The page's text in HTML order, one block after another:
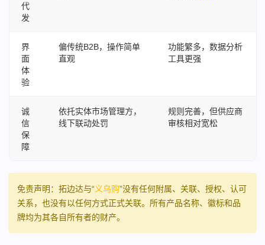
代
发
界
面
体
验
偏传统B2B，操作简单
直观
功能繁多，数据分析
工具更强
诚
信
保
障
依托实体市场管理方，
线下联动处罚
规则完善，但供应商
审核相对宽松
免责声明：拓边达与“义乌购”没有任何附属、关联、授权、认可
关系，也没有以任何方式正式关联。所有产品名称、徽标和品
牌均为其各自所有者的财产。